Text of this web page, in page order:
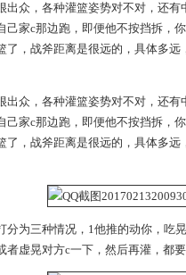
出众，各种灌篮姿势对不对，还
己家c那边跑，即便他不按挡拆，
了，战斧距离是很远的，具体多
出众，各种灌篮姿势对不对，还
己家c那边跑，即便他不按挡拆，
了，战斧距离是很远的，具体多
分为三种情况，1他推的动你，吃
虚晃对方c一下，然后再灌，都要